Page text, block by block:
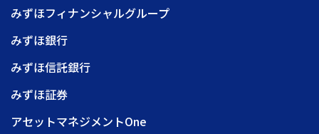
みずほフィナンシャルグループ
みずほ銀行
みずほ信託銀行
みずほ証券
アセットマネジメントOne